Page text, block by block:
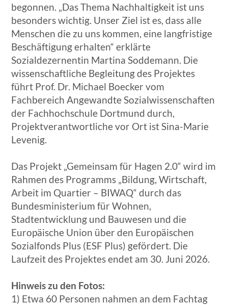
begonnen. „Das Thema Nachhaltigkeit ist uns
besonders wichtig. Unser Ziel ist es, dass alle
Menschen die zu uns kommen, eine langfristige
Beschäftigung erhalten“ erklärte
Sozialdezernentin Martina Soddemann. Die
wissenschaftliche Begleitung des Projektes
führt Prof. Dr. Michael Boecker vom
Fachbereich Angewandte Sozialwissenschaften
der Fachhochschule Dortmund durch,
Projektverantwortliche vor Ort ist Sina-Marie
Levenig.
Das Projekt „Gemeinsam für Hagen 2.0“ wird im
Rahmen des Programms „Bildung, Wirtschaft,
Arbeit im Quartier – BIWAQ“ durch das
Bundesministerium für Wohnen,
Stadtentwicklung und Bauwesen und die
Europäische Union über den Europäischen
Sozialfonds Plus (ESF Plus) gefördert. Die
Laufzeit des Projektes endet am 30. Juni 2026.
Hinweis zu den Fotos:
1) Etwa 60 Personen nahmen an dem Fachtag